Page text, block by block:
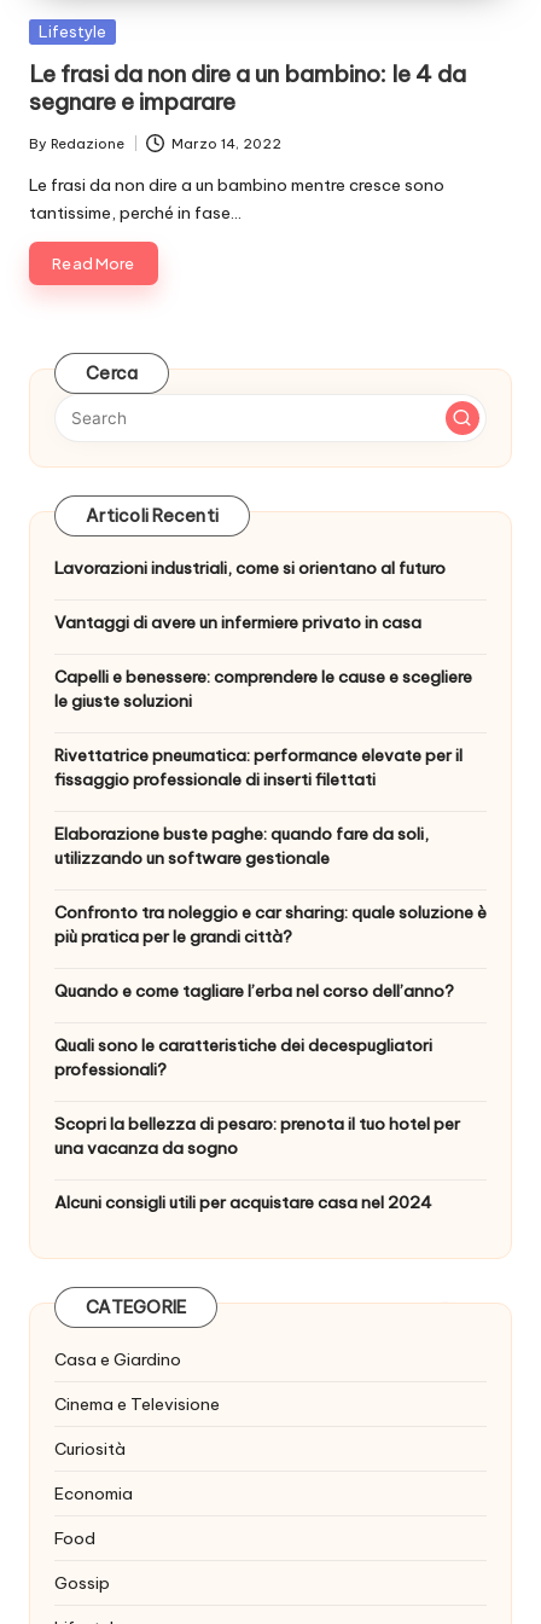
Posted
Lifestyle
Le frasi da non dire a un bambino: le 4 da
segnare e imparare
Posted
by
By Redazione Marzo 14, 2022
Le frasi da non dire a un bambino mentre cresce sono
tantissime, perché in fase…
Read More
Cerca
Articoli Recenti
Lavorazioni industriali, come si orientano al futuro
Vantaggi di avere un infermiere privato in casa
Capelli e benessere: comprendere le cause e scegliere
le giuste soluzioni
Rivettatrice pneumatica: performance elevate per il
fissaggio professionale di inserti filettati
Elaborazione buste paghe: quando fare da soli,
utilizzando un software gestionale
Confronto tra noleggio e car sharing: quale soluzione è
più pratica per le grandi città?
Quando e come tagliare l’erba nel corso dell’anno?
Quali sono le caratteristiche dei decespugliatori
professionali?
Scopri la bellezza di pesaro: prenota il tuo hotel per
una vacanza da sogno
Alcuni consigli utili per acquistare casa nel 2024
CATEGORIE
Casa e Giardino
Cinema e Televisione
Curiosità
Economia
Food
Gossip